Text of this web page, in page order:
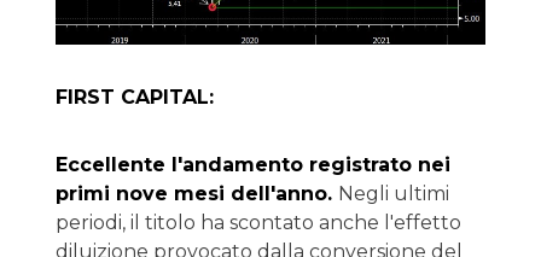
FIRST CAPITAL:
Eccellente l'andamento registrato nei
primi nove mesi dell'anno. Negli ultimi
periodi, il titolo ha scontato anche l'effetto
diluizione provocato dalla conversione del